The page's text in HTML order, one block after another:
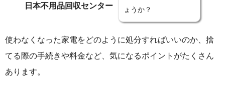
日本不用品回収センター
ょうか？
使わなくなった家電をどのように処分すればいいのか、捨
てる際の手続きや料金など、気になるポイントがたくさん
あります。